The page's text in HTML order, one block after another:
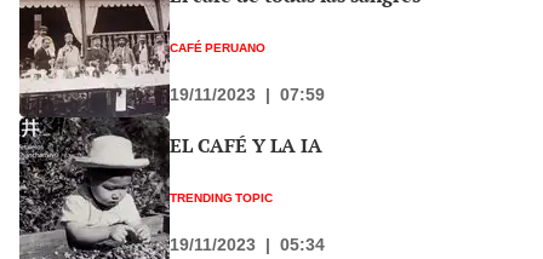
CAFÉ PERUANO
19/11/2023 | 07:59
EL CAFÉ Y LA IA
TRENDING TOPIC
19/11/2023 | 05:34